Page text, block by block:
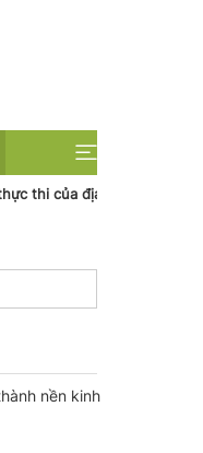
địa phương
nền kinh